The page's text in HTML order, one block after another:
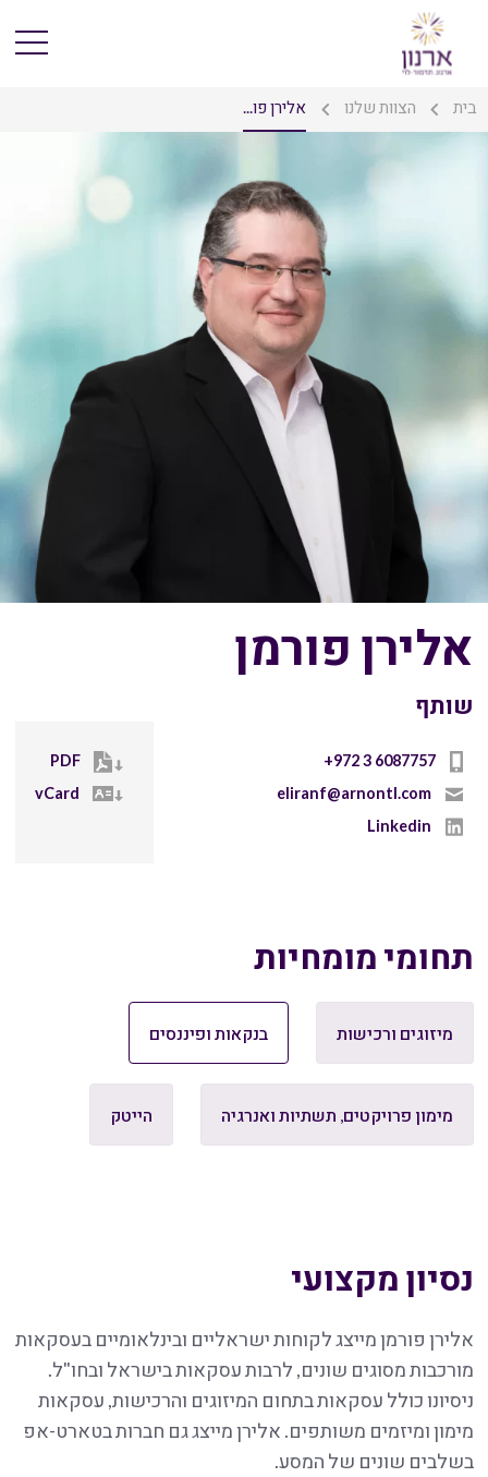
בית הצוות שלנו אלירן פו...
אלירן פורמן
שותף
+972 3 6087757
eliranf@arnontl.com
Linkedin
PDF
vCard
תחומי מומחיות
מיזוגים ורכישות בנקאות ופיננסים
מימון פרויקטים, תשתיות ואנרגיה הייטק
נסיון מקצועי
אלירן פורמן מייצג לקוחות ישראליים ובינלאומיים בעסקאות
מורכבות מסוגים שונים, לרבות עסקאות בישראל ובחו"ל.
ניסיונו כולל עסקאות בתחום המיזוגים והרכישות, עסקאות
מימון ומיזמים משותפים. אלירן מייצג גם חברות בטארט-אפ
בשלבים שונים של המסע.